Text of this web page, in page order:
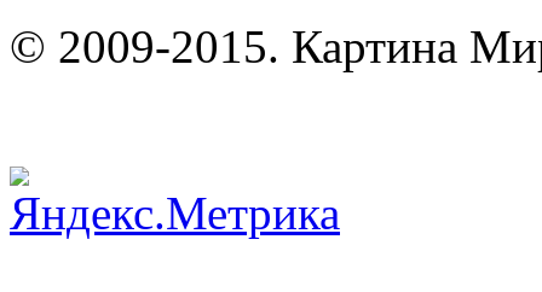
© 2009-2015. Картина